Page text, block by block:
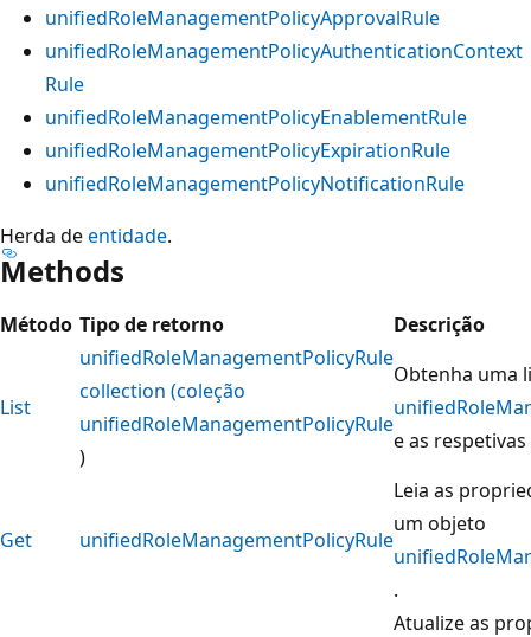
unifiedRoleManagementPolicyApprovalRule
unifiedRoleManagementPolicyAuthenticationContext
Rule
unifiedRoleManagementPolicyEnablementRule
unifiedRoleManagementPolicyExpirationRule
unifiedRoleManagementPolicyNotificationRule
Herda deentidade.
Methods
Método Tipo de retorno Descrição
List
unifiedRoleManagementPolicyRule
collection (coleção
unifiedRoleManagementPolicyRule
)
Obtenha uma
e as
Get unifiedRoleManagementPolicyRule
Leia as
um objeto
.
Atualize as